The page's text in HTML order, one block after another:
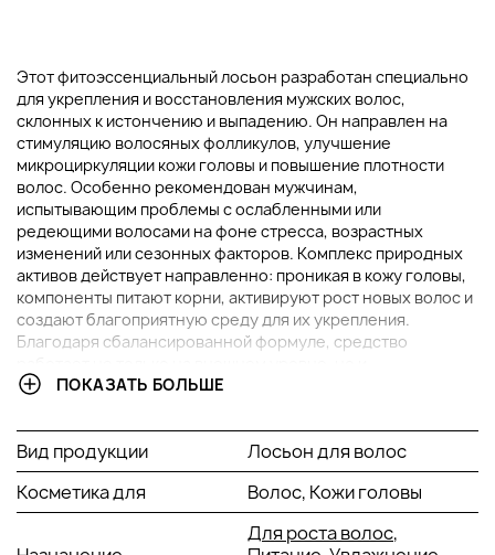
Этот фитоэссенциальный лосьон разработан специально
для укрепления и восстановления мужских волос,
склонных к истончению и выпадению. Он направлен на
стимуляцию волосяных фолликулов, улучшение
микроциркуляции кожи головы и повышение плотности
волос. Особенно рекомендован мужчинам,
испытывающим проблемы с ослабленными или
редеющими волосами на фоне стресса, возрастных
изменений или сезонных факторов. Комплекс природных
активов действует направленно: проникая в кожу головы,
компоненты питают корни, активируют рост новых волос и
создают благоприятную среду для их укрепления.
Благодаря сбалансированной формуле, средство
восстанавливает внутреннюю структуру волос от корней.
ОСНОВНЫЕ ИНГРЕДИЕНТЫ И ИХ ПРЕИМУЩЕСТВА
Экстракт Serenoa Serrulata (карликовая
пальма):Этот актив действует на фермент 5-альфа-
редуктазу, снижая выработку дигидротестостерона
ПОКАЗАТЬ БОЛЬШЕ
Вид продукции
Лосьон для волос
Косметика для
Волос, Кожи головы
Для роста волос,